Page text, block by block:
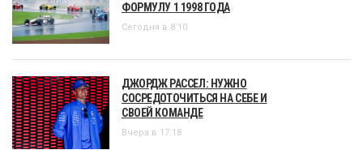
ФОРМУЛУ 1 1998 ГОДА
Сегодня в 8:10
ДЖОРДЖ РАССЕЛ: НУЖНО
СОСРЕДОТОЧИТЬСЯ НА СЕБЕ И
СВОЕЙ КОМАНДЕ
Вчера в 17:18